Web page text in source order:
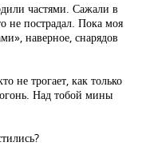
частями. Сажали в
пострадал. Пока моя
наверное, снарядов
не трогает, как только
Над тобой мины